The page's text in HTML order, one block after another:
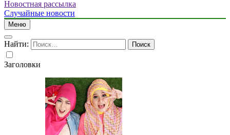
Новостная рассылка
Случайные новости
Меню
Найти:
Заголовки